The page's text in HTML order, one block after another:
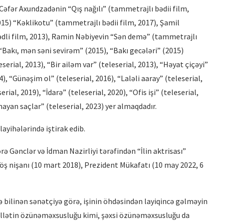
Axundzadənin “Qış nağılı” (tammetrajlı bədii film,
“Kəklikotu” (tammetrajlı bədii film, 2017), Şamil
film, 2013), Ramin Nəbiyevin “Sən demə” (tammetrajlı
mən səni sevirəm” (2015), “Bakı gecələri” (2015)
2013), “Bir ailəm var” (teleserial, 2013), “Həyat çiçəyi”
“Günəşim ol” (teleserial, 2016), “Laləli aaray” (teleserial,
2019), “İdarə” (teleserial, 2020), “Ofis işi” (teleserial,
saçlar” (teleserial, 2023) yer almaqdadır.
iştirak edib.
Gənclər və İdman Nazirliyi tərəfindən “İlin aktrisası”
nişanı (10 mart 2018), Prezident Mükafatı (10 may 2022, 6
bilinən sənətçiyə görə, işinin öhdəsindən layiqincə gəlməyin
özünəməxsusluğu kimi, şəxsi özünəməxsusluğu da
İRİ PLANDA: EMİL NƏCƏFOV –
PRODÜSER